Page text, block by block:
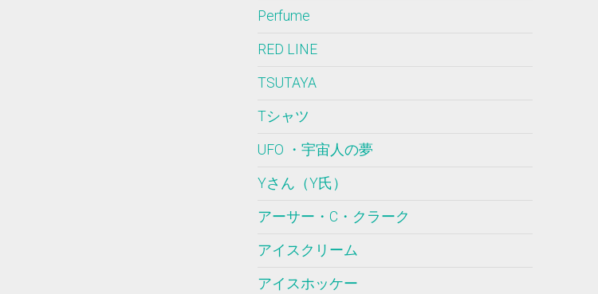
Perfume
RED LINE
TSUTAYA
Tシャツ
UFO ・宇宙人の夢
Yさん（Y氏）
アーサー・C・クラーク
アイスクリーム
アイスホッケー